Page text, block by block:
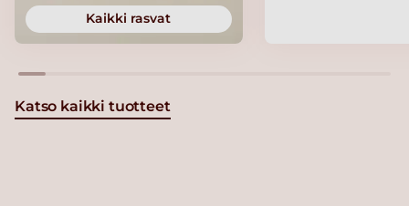
Kaikki rasvat
Katso kaikki tuotteet